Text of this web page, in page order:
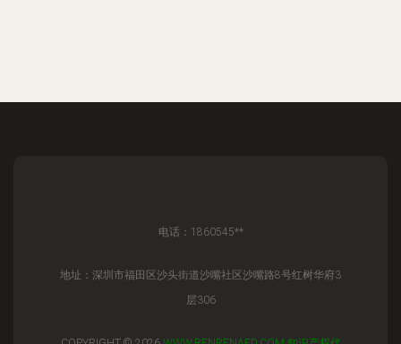
电话：1860545**
地址：深圳市福田区沙头街道沙嘴社区沙嘴路8号红树华府3
层306